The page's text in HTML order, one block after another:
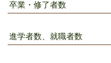
卒業・修了者数
進学者数、就職者数